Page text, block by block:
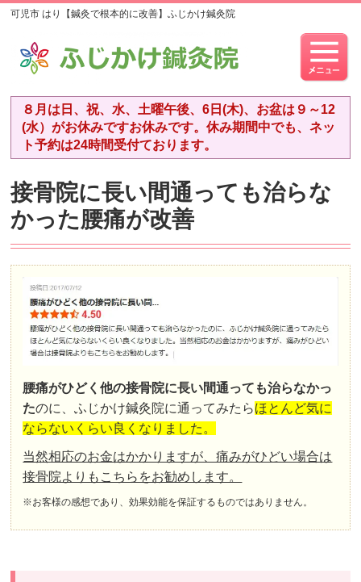
可児市 はり【鍼灸で根本的に改善】ふじかけ鍼灸院
８月は日、祝、水、土曜午後、6日(木)、お盆は９～12
(水）がお休みですお休みです。休み期間中でも、ネッ
ト予約は24時間受付ております。
接骨院に長い間通っても治らな
かった腰痛が改善
腰痛がひどく他の接骨院に長い間通っても治らなかっ
たのに、ふじかけ鍼灸院に通ってみたらほとんど気に
ならないくらい良くなりました。
当然相応のお金はかかりますが、痛みがひどい場合は
接骨院よりもこちらをお勧めします。
※お客様の感想であり、効果効能を保証するものではありません。